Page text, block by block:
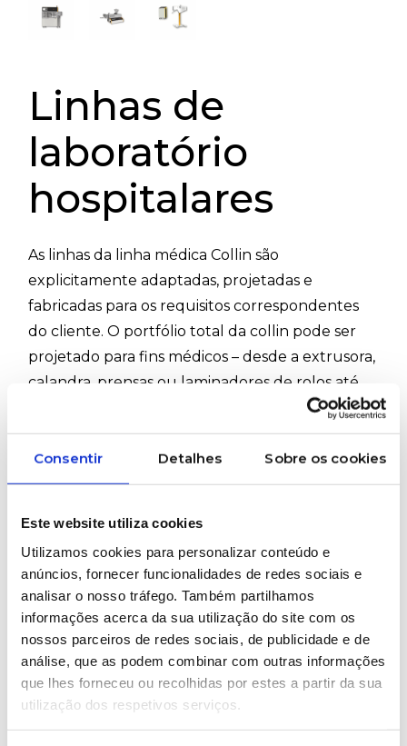
Consentir Detalhes Sobre os cookies
Este website utiliza cookies
Utilizamos cookies para personalizar conteúdo e
anúncios, fornecer funcionalidades de redes sociais e
analisar o nosso tráfego. Também partilhamos
informações acerca da sua utilização do site com os
nossos parceiros de redes sociais, de publicidade e de
análise, que as podem combinar com outras informações
que lhes forneceu ou recolhidas por estes a partir da sua
utilização dos respetivos serviços.
Linhas de
laboratório
hospitalares
As linhas da linha médica Collin são
explicitamente adaptadas, projetadas e
fabricadas para os requisitos correspondentes
do cliente. O portfólio total da collin pode ser
projetado para fins médicos – desde a extrusora,
calandra, prensas ou laminadores de rolos até
linhas completas de fios e filmes por sopro.
#Calandra #InspeçãoFilme #MultiInspeção
PRETENDE MAIS INFORMAÇÕES SOBRE
ESTE PRODUTO?
Marcas representadas